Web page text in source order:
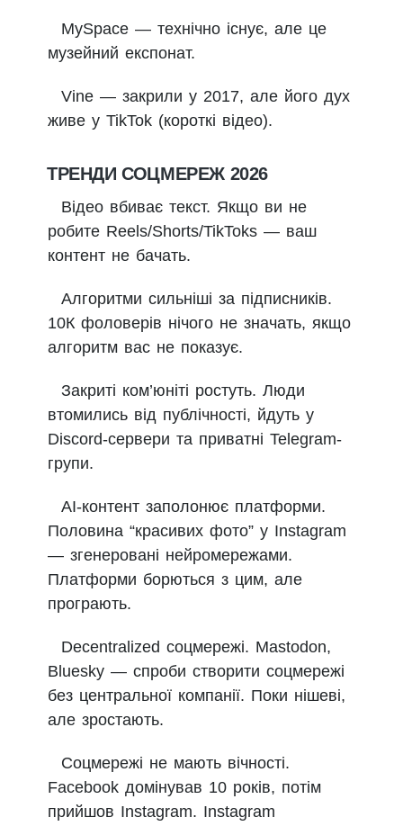
MySpace — технічно існує, але це
музейний експонат.
Vine — закрили у 2017, але його дух
живе у TikTok (короткі відео).
ТРЕНДИ СОЦМЕРЕЖ 2026
Відео вбиває текст. Якщо ви не
робите Reels/Shorts/TikToks — ваш
контент не бачать.
Алгоритми сильніші за підписників.
10К фоловерів нічого не значать, якщо
алгоритм вас не показує.
Закриті ком’юніті ростуть. Люди
втомились від публічності, йдуть у
Discord-сервери та приватні Telegram-
групи.
AI-контент заполонює платформи.
Половина “красивих фото” у Instagram
— згенеровані нейромережами.
Платформи борються з цим, але
програють.
Decentralized соцмережі. Mastodon,
Bluesky — спроби створити соцмережі
без центральної компанії. Поки нішеві,
але зростають.
Соцмережі не мають вічності.
Facebook домінував 10 років, потім
прийшов Instagram. Instagram